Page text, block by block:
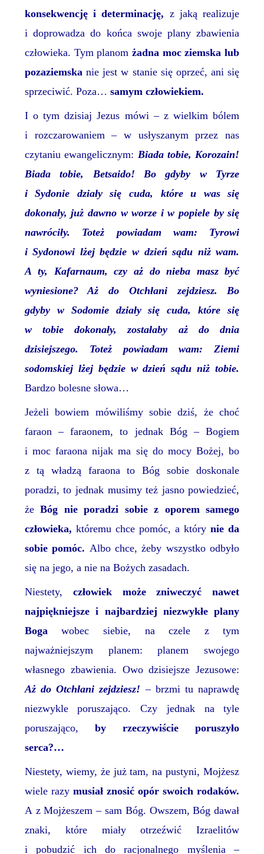
konsekwencję i determinację, z jaką realizuje
i doprowadza do końca swoje plany zbawienia
człowieka. Tym planom żadna moc ziemska lub
pozaziemska nie jest w stanie się oprzeć, ani się
sprzeciwić. Poza… samym człowiekiem.
I o tym dzisiaj Jezus mówi – z wielkim bólem
i rozczarowaniem – w usłyszanym przez nas
czytaniu ewangelicznym: Biada tobie, Korozain!
Biada tobie, Betsaido! Bo gdyby w Tyrze
i Sydonie działy się cuda, które u was się
dokonały, już dawno w worze i w popiele by się
nawróciły. Toteż powiadam wam: Tyrowi
i Sydonowi lżej będzie w dzień sądu niż wam.
A ty, Kafarnaum, czy aż do nieba masz być
wyniesione? Aż do Otchłani zejdziesz. Bo
gdyby w Sodomie działy się cuda, które się
w tobie dokonały, zostałaby aż do dnia
dzisiejszego. Toteż powiadam wam: Ziemi
sodomskiej lżej będzie w dzień sądu niż tobie.
Bardzo bolesne słowa…
Jeżeli bowiem mówiliśmy sobie dziś, że choć
faraon – faraonem, to jednak Bóg – Bogiem
i moc faraona nijak ma się do mocy Bożej, bo
z tą władzą faraona to Bóg sobie doskonale
poradzi, to jednak musimy też jasno powiedzieć,
żeBóg nie poradzi sobie z oporem samego
człowieka, któremu chce pomóc, a którynie da
sobie pomóc. Albo chce, żeby wszystko odbyło
się na jego, a nie na Bożych zasadach.
Niestety, człowiek może zniweczyć nawet
najpiękniejsze i najbardziej niezwykłe plany
Bogawobec siebie, na czele z tym
najważniejszym planem: planemswojego
własnego zbawienia. Owo dzisiejsze Jezusowe:
Aż do Otchłani zejdziesz!– brzmi tu naprawdę
niezwykle poruszająco. Czy jednak na tyle
poruszająco, by rzeczywiście poruszyło
serca?…
Niestety, wiemy, że już tam, na pustyni, Mojżesz
wiele razy musiał znosić opór swoich rodaków.
A z Mojżeszem – sam Bóg. Owszem, Bóg dawał
znaki, które miały otrzeźwić Izraelitów
i pobudzić ich doracjonalnego myślenia –